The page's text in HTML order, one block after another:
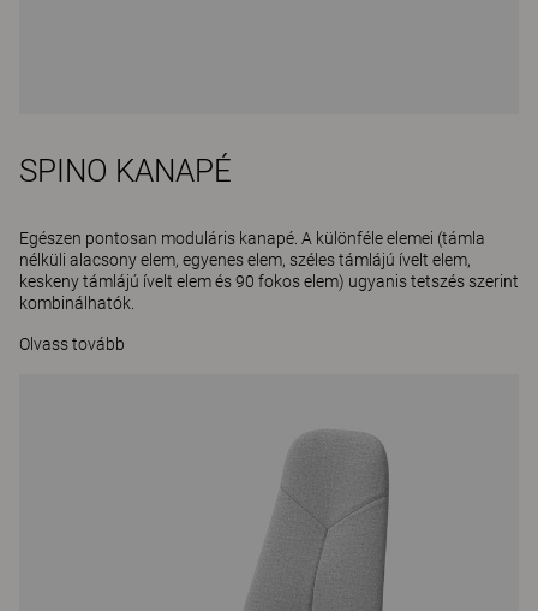
SPINO KANAPÉ
Egészen pontosan moduláris kanapé. A különféle elemei (támla
nélküli alacsony elem, egyenes elem, széles támlájú ívelt elem,
keskeny támlájú ívelt elem és 90 fokos elem) ugyanis tetszés szerint
kombinálhatók.
Olvass tovább